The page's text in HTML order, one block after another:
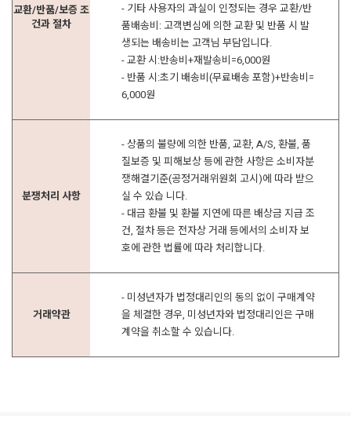
교환/반품/보증 조
건과 절차
- 기타 사용자의 과실이 인정되는 경우 교환/반
품배송비: 고객변심에 의한 교환 및 반품 시 발
생되는 배송비는 고객님 부담입니다.
- 교환 시:반송비+재발송비=6,000원
- 반품 시:초기 배송비(무료배송 포함)+반송비=
6,000원
분쟁처리 사항
- 상품의 불량에 의한 반품, 교환, A/S, 환불, 품
질보증 및 피해보상 등에 관한 사항은 소비자분
쟁해결기준(공정거래위원회 고시)에 따라 받으
실 수 있습 니다.
- 대금 환불 및 환불 지연에 따른 배상금 지급 조
건, 절차 등은 전자상 거래 등에서의 소비자 보
호에 관한 법률에 따라 처리합니다.
거래약관
- 미성년자가 법정대리인의 동의 없이 구매계약
을 체결한 경우, 미성년자와 법정대리인은 구매
계약을 취소할 수 있습니다.